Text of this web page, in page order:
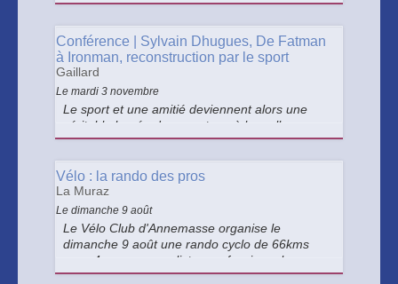
Conférence | Sylvain Dhugues, De Fatman
à Ironman, reconstruction par le sport
Gaillard
Le mardi 3 novembre
Le sport et une amitié deviennent alors une
véritable bouée de sauvetage à laquelle se
raccrocher.
Vélo : la rando des pros
La Muraz
Le dimanche 9 août
Le Vélo Club d'Annemasse organise le
dimanche 9 août une rando cyclo de 66kms
avec 4 coureurs cyclistes professionnels :
Jacques MICHAUD, Frédéric BRUN, Aurélien et